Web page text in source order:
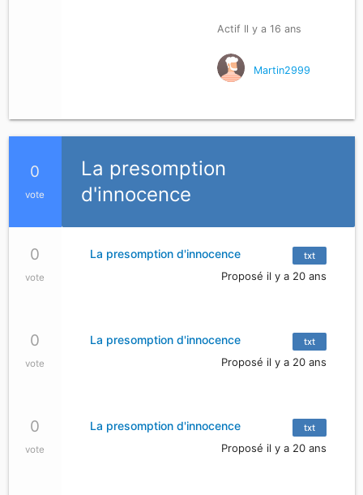
Actif Il y a 16 ans
Martin2999
0
vote
La presomption
d'innocence
0
vote
txt
La presomption d'innocence
Proposé il y a 20 ans
0
vote
txt
La presomption d'innocence
Proposé il y a 20 ans
0
vote
txt
La presomption d'innocence
Proposé il y a 20 ans